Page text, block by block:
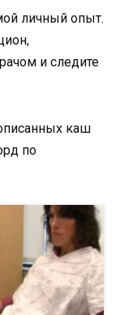
личный опыт.
и следите
каш
по